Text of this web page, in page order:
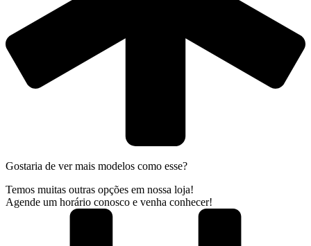
Gostaria de ver mais modelos como esse?
Temos muitas outras opções em nossa loja!
Agende um horário conosco e venha conhecer!